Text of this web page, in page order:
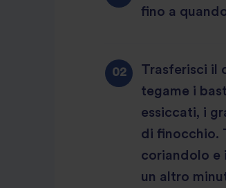
fino a
Trasferisci il
tegame i
essiccati, i
di finocchio.
coriandolo e
un altro